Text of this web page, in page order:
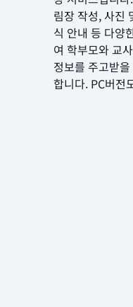
림장 작성, 사진
식 안내 등 다양
여 학부모와 교
정보를 주고받
합니다. PC버전